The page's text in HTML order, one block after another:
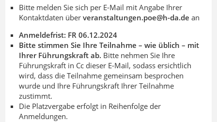
Bitte melden Sie sich per E-Mail mit Angabe Ihrer
Kontaktdaten über veranstaltungen.poe@h-da.de an
Anmeldefrist: FR 06.12.2024
Bitte stimmen Sie Ihre Teilnahme – wie üblich – mit
Ihrer Führungskraft ab. Bitte nehmen Sie Ihre
Führungskraft in Cc dieser E-Mail, sodass ersichtlich
wird, dass die Teilnahme gemeinsam besprochen
wurde und Ihre Führungskraft Ihrer Teilnahme
zustimmt.
Die Platzvergabe erfolgt in Reihenfolge der
Anmeldungen.